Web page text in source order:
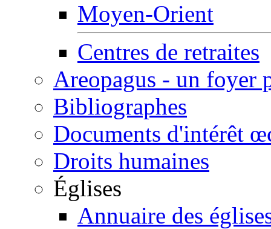
Moyen-Orient
Centres de retraites
Areopagus - un foyer
Bibliographes
Documents d'intérêt
Droits humaines
Églises
Annuaire des